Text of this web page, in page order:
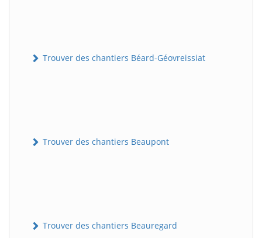
Trouver des chantiers Béard-Géovreissiat
Trouver des chantiers Beaupont
Trouver des chantiers Beauregard